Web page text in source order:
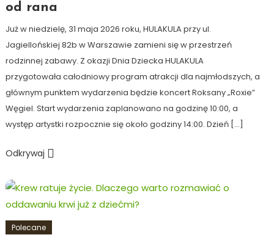
od rana
Już w niedzielę, 31 maja 2026 roku, HULAKULA przy ul.
Jagiellońskiej 82b w Warszawie zamieni się w przestrzeń
rodzinnej zabawy. Z okazji Dnia Dziecka HULAKULA
przygotowała całodniowy program atrakcji dla najmłodszych, a
głównym punktem wydarzenia będzie koncert Roksany „Roxie”
Węgiel. Start wydarzenia zaplanowano na godzinę 10:00, a
występ artystki rozpocznie się około godziny 14:00. Dzień […]
Odkrywaj
Polecane